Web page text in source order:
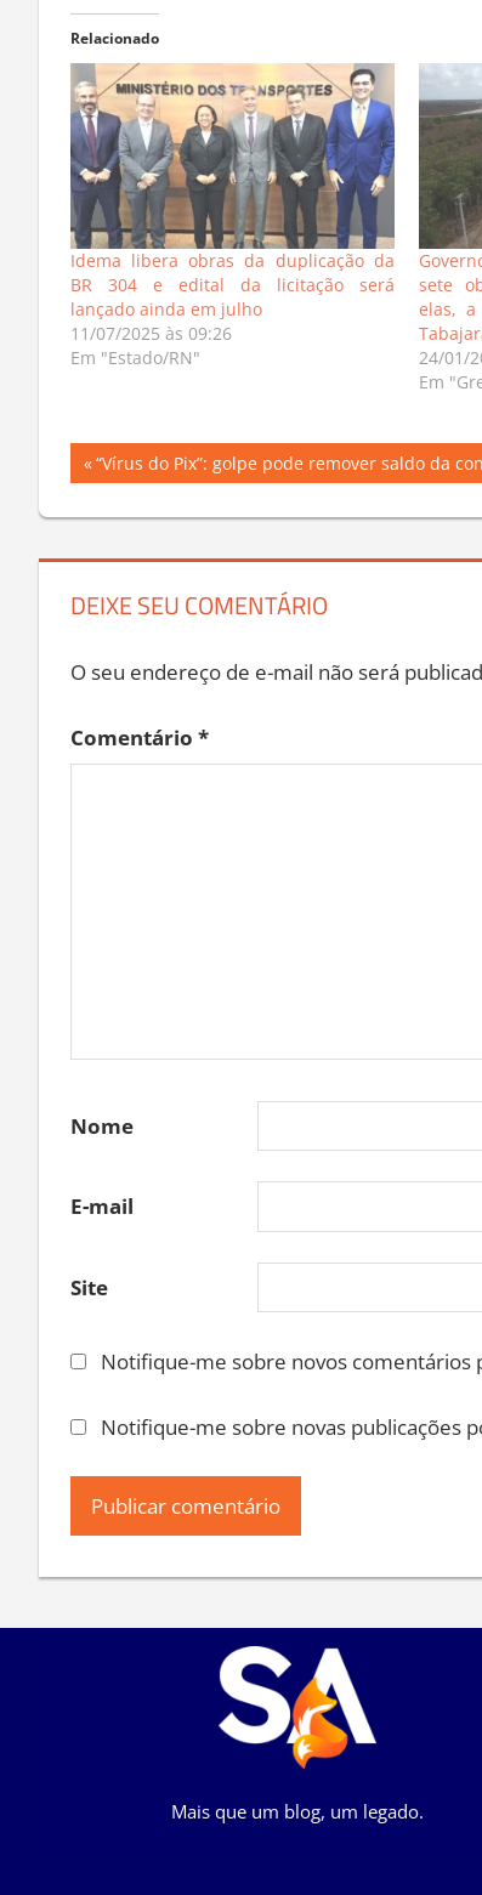
Relacionado
Idema libera obras da duplicação da
BR 304 e edital da licitação será
lançado ainda em julho
11/07/2025 às 09:26
Em "Estado/RN"
sete
elas,
24/01/
Em
Navegação
de
Post
Previous
Post:
“Vírus do Pix”: golpe pode remover saldo da
DEIXE SEU COMENTÁRIO
O seu endereço de e-mail não será
Comentário *
Nome
E-mail
Site
Notifique-me sobre novos comentários
Notifique-me sobre novas publicações
Mais que um blog, um legado.